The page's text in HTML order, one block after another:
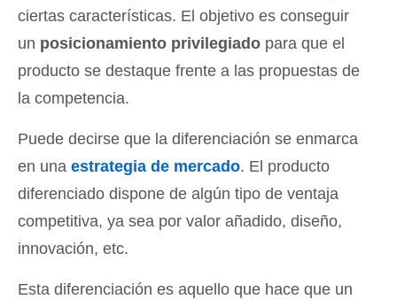
ciertas características. El objetivo es conseguir
un posicionamiento privilegiado para que el
producto se destaque frente a las propuestas de
la competencia.
Puede decirse que la diferenciación se enmarca
en una estrategia de mercado. El producto
diferenciado dispone de algún tipo de ventaja
competitiva, ya sea por valor añadido, diseño,
innovación, etc.
Esta diferenciación es aquello que hace que un